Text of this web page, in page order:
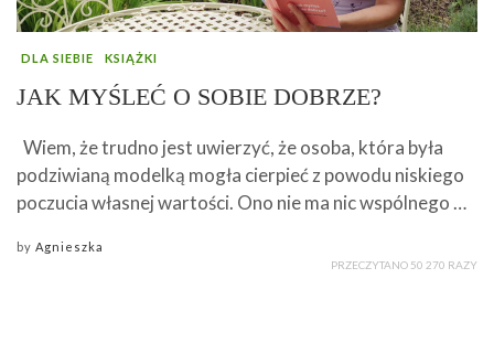
DLA SIEBIE KSIĄŻKI
JAK MYŚLEĆ O SOBIE DOBRZE?
Wiem, że trudno jest uwierzyć, że osoba, która była
podziwianą modelką mogła cierpieć z powodu niskiego
poczucia własnej wartości. Ono nie ma nic wspólnego …
by Agnieszka
PRZECZYTANO 50 270 RAZY